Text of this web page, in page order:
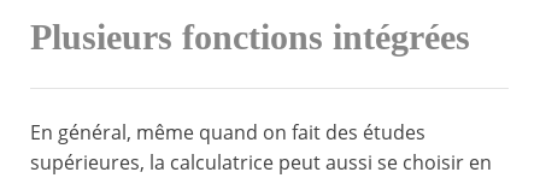
Plusieurs fonctions intégrées
En général, même quand on fait des études
supérieures, la calculatrice peut aussi se choisir en